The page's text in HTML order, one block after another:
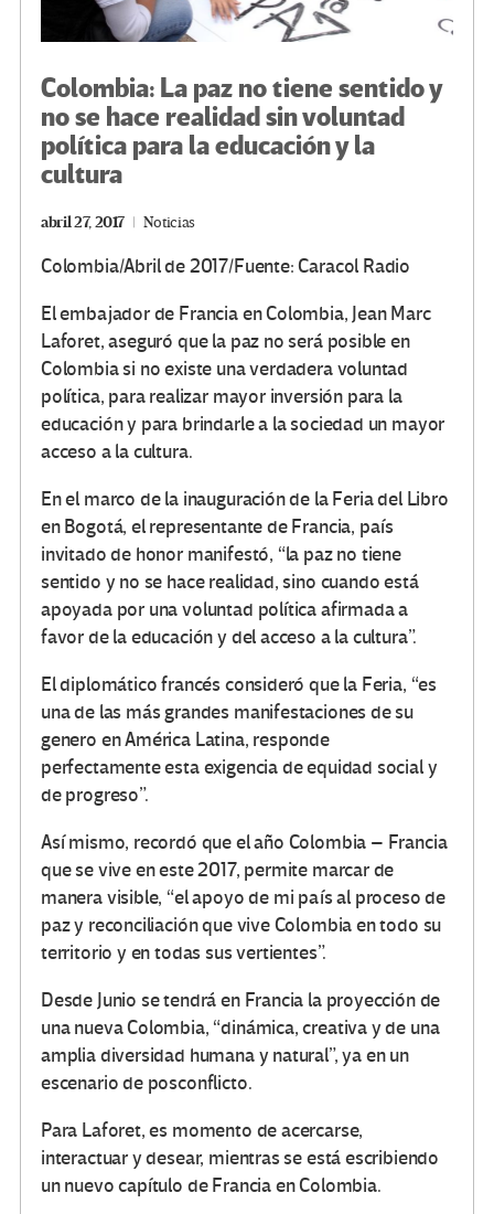
Colombia: La paz no tiene sentido y
no se hace realidad sin voluntad
política para la educación y la
cultura
abril 27, 2017 Noticias
Colombia/Abril de 2017/Fuente: Caracol Radio
El embajador de Francia en Colombia, Jean Marc
Laforet, aseguró que la paz no será posible en
Colombia si no existe una verdadera voluntad
política, para realizar mayor inversión para la
educación y para brindarle a la sociedad un mayor
acceso a la cultura.
En el marco de la inauguración de la Feria del Libro
en Bogotá, el representante de Francia, país
invitado de honor manifestó, “la paz no tiene
sentido y no se hace realidad, sino cuando está
apoyada por una voluntad política afirmada a
favor de la educación y del acceso a la cultura”.
El diplomático francés consideró que la Feria, “es
una de las más grandes manifestaciones de su
genero en América Latina, responde
perfectamente esta exigencia de equidad social y
de progreso”.
Así mismo, recordó que el año Colombia – Francia
que se vive en este 2017, permite marcar de
manera visible, “el apoyo de mi país al proceso de
paz y reconciliación que vive Colombia en todo su
territorio y en todas sus vertientes”.
Desde Junio se tendrá en Francia la proyección de
una nueva Colombia, “dinámica, creativa y de una
amplia diversidad humana y natural”, ya en un
escenario de posconflicto.
Para Laforet, es momento de acercarse,
interactuar y desear, mientras se está escribiendo
un nuevo capítulo de Francia en Colombia.